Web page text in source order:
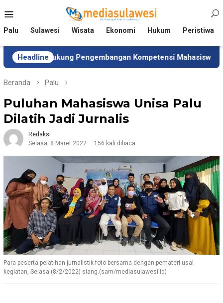
ke
Mobile
Palu Sulawesi Wisata Ekonomi Hukum Peristiwa
Headline
Pengembangan Kompetensi Mahasiswa Tim
Beranda Palu
Puluhan Mahasiswa Unisa Palu
Dilatih Jadi Jurnalis
Redaksi
Selasa, 8 Maret 2022
156 kali dibaca
Para peserta pelatihan jurnalistik foto bersama dengan pemateri usai
kegiatan, Selasa (8/2/2022) siang.(sam/mediasulawesi.id)